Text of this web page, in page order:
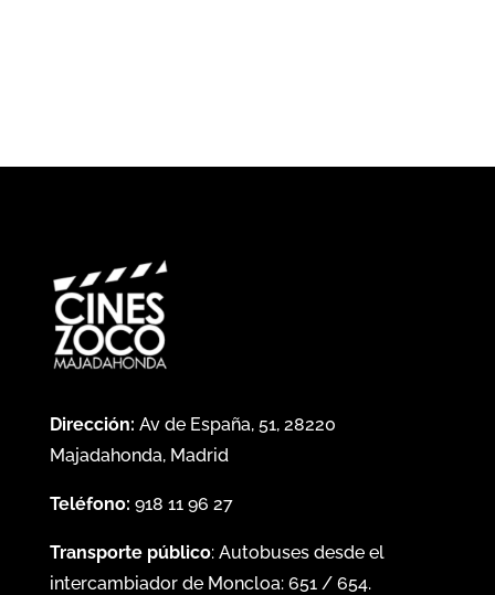
Dirección: Av de España, 51, 28220
Majadahonda, Madrid
Teléfono: 918 11 96 27
Transporte público: Autobuses desde el
intercambiador de Moncloa: 651/ 654.